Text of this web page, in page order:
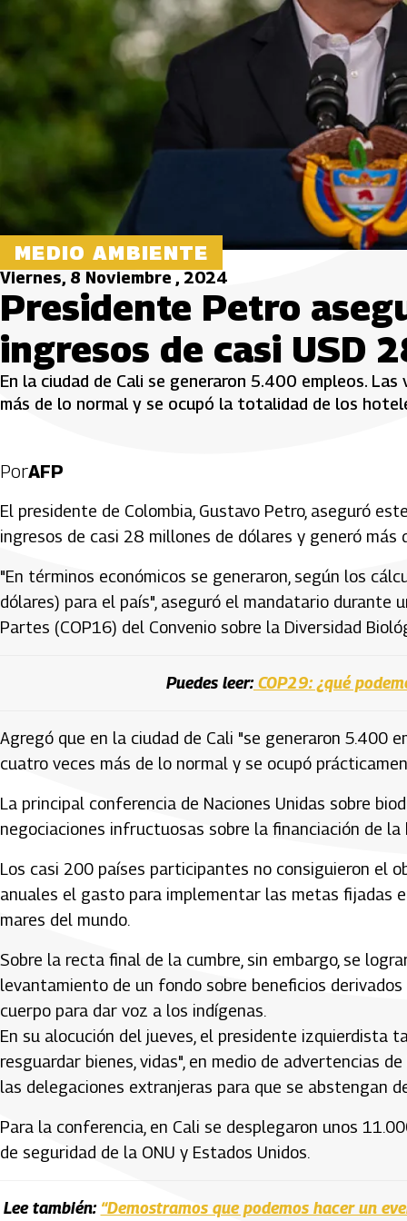
MEDIO AMBIENTE
Viernes, 8 Noviembre , 2024
Presidente Petro
ingresos de casi USD
En la ciudad de Cali se generaron 5.400 empleos.
más de lo normal y se ocupó la totalidad de los
PorAFP
El presidente de Colombia, Gustavo Petro, aseguró
ingresos de casi 28 millones de dólares y generó más
"En términos económicos se generaron, según los
dólares) para el país", aseguró el mandatario durante
Partes (COP16) del Convenio sobre la Diversidad
Puedes leer: COP29: ¿qué
Agregó que en la ciudad de Cali "se generaron 5.400
cuatro veces más de lo normal y se ocupó
La principal conferencia de Naciones Unidas sobre
negociaciones infructuosas sobre la financiación de
Los casi 200 países participantes no consiguieron el
anuales el gasto para implementar las metas fijadas
mares del mundo.
Sobre la recta final de la cumbre, sin embargo, se
levantamiento de un fondo sobre beneficios
cuerpo para dar voz a los indígenas.
En su alocución del jueves, el presidente izquierdista
resguardar bienes, vidas", en medio de advertencias
las delegaciones extranjeras para que se abstengan
Para la conferencia, en Cali se desplegaron unos
de seguridad de la ONU y Estados Unidos.
Lee también: “Demostramos que podemos hacer un